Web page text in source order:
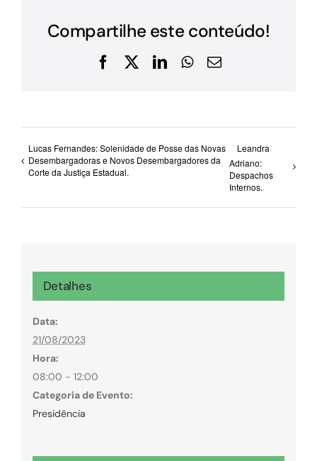
Compartilhe este conteúdo!
Facebook
X LinkedInWhatsApp
E-
Lucas Fernandes: Solenidade de Posse das Novas
Desembargadoras e Novos Desembargadores da
Corte da Justiça Estadual.
Leandra
Adriano:
Despachos
Internos.
Detalhes
Data:
21/08/2023
Hora:
08:00 - 12:00
Categoria de Evento:
Presidência